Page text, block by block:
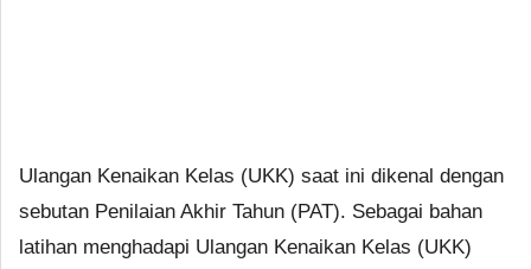
Ulangan Kenaikan Kelas (UKK) saat ini dikenal dengan
sebutan Penilaian Akhir Tahun (PAT). Sebagai bahan
latihan menghadapi Ulangan Kenaikan Kelas (UKK)